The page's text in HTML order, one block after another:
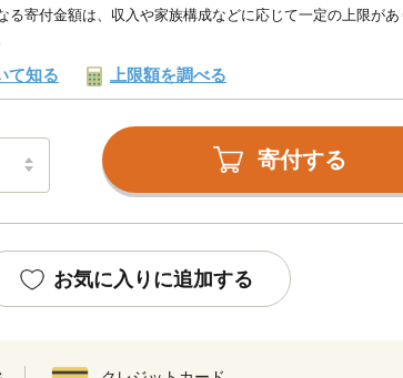
る寄付金額は、収入や家族構成などに応じて一定の上限が
て知る 上限額を調べる
寄付する
お気に入りに追加する